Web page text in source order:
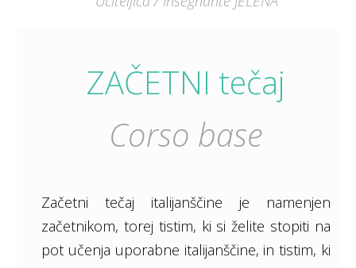
ZAČETNI tečaj
Corso base
Začetni tečaj italijanščine je namenjen
začetnikom, torej tistim, ki si želite stopiti na
pot učenja uporabne italijanščine, in tistim, ki